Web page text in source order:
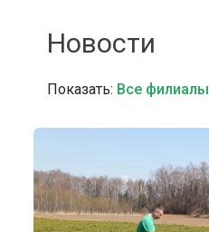
Новости
Показать: Все филиалы